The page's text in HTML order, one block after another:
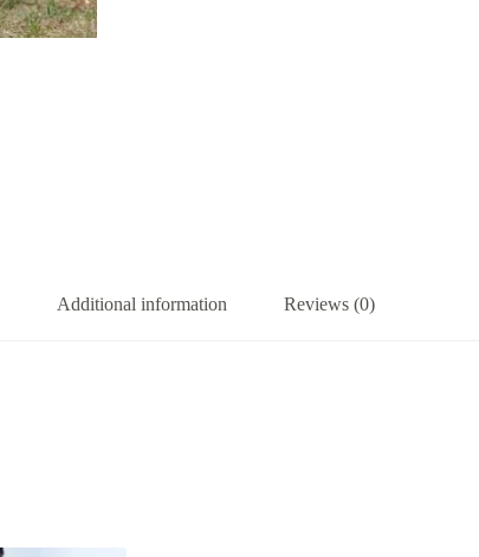
Additional information Reviews (0)